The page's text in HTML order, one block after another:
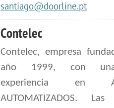
santiago@doorline.pt
Contelec
Contelec, empresa
año 1999, con
experiencia en
AUTOMATIZADOS.